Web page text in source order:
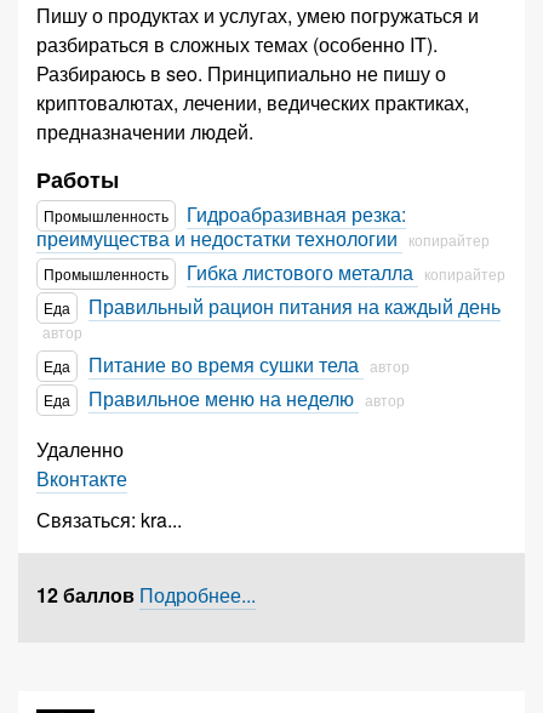
Пишу о продуктах и услугах, умею погружаться и
разбираться в сложных темах (особенно IT).
Разбираюсь в seo. Принципиально не пишу о
криптовалютах, лечении, ведических практиках,
предназначении людей.
Работы
Промышленность
Гидроабразивная резка:
преимущества и недостатки технологии копирайтер
Промышленность
Гибка листового металла копирайтер
Еда
Правильный рацион питания на каждый день
автор
Еда
Питание во время сушки тела автор
Еда
Правильное меню на неделю автор
Удаленно
Вконтакте
Связаться: kra...
12 баллов Подробнее...